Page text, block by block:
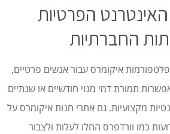
הפרטיות
החברתיות
איקומרס עבור אנשים פרטיים,
תמורת דמי מנוי חודשיים או שנתיים
מקצועיות. גם אתרי חנות איקומרס על
כמו וורדפרס החלו לעלות ולצבור